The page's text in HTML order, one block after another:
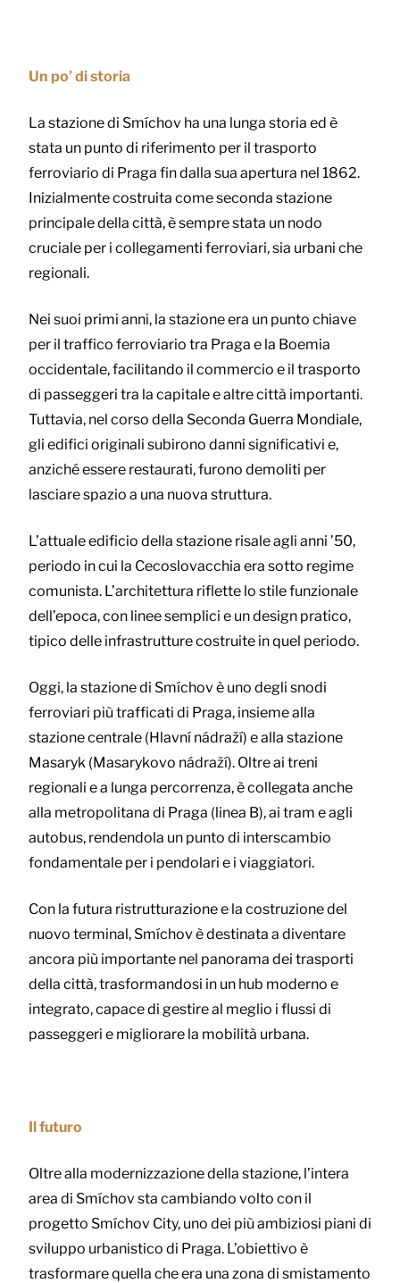
Un po’ di storia
La stazione di Smíchov ha una lunga storia ed è
stata un punto di riferimento per il trasporto
ferroviario di Praga fin dalla sua apertura nel 1862.
Inizialmente costruita come seconda stazione
principale della città, è sempre stata un nodo
cruciale per i collegamenti ferroviari, sia urbani che
regionali.
Nei suoi primi anni, la stazione era un punto chiave
per il traffico ferroviario tra Praga e la Boemia
occidentale, facilitando il commercio e il trasporto
di passeggeri tra la capitale e altre città importanti.
Tuttavia, nel corso della Seconda Guerra Mondiale,
gli edifici originali subirono danni significativi e,
anziché essere restaurati, furono demoliti per
lasciare spazio a una nuova struttura.
L’attuale edificio della stazione risale agli anni ’50,
periodo in cui la Cecoslovacchia era sotto regime
comunista. L’architettura riflette lo stile funzionale
dell’epoca, con linee semplici e un design pratico,
tipico delle infrastrutture costruite in quel periodo.
Oggi, la stazione di Smíchov è uno degli snodi
ferroviari più trafficati di Praga, insieme alla
stazione centrale (Hlavní nádraží) e alla stazione
Masaryk (Masarykovo nádraží). Oltre ai treni
regionali e a lunga percorrenza, è collegata anche
alla metropolitana di Praga (linea B), ai tram e agli
autobus, rendendola un punto di interscambio
fondamentale per i pendolari e i viaggiatori.
Con la futura ristrutturazione e la costruzione del
nuovo terminal, Smíchov è destinata a diventare
ancora più importante nel panorama dei trasporti
della città, trasformandosi in un hub moderno e
integrato, capace di gestire al meglio i flussi di
passeggeri e migliorare la mobilità urbana.
Il futuro
Oltre alla modernizzazione della stazione, l’intera
area di Smíchov sta cambiando volto con il
progetto Smíchov City, uno dei più ambiziosi piani di
sviluppo urbanistico di Praga. L’obiettivo è
trasformare quella che era una zona di smistamento